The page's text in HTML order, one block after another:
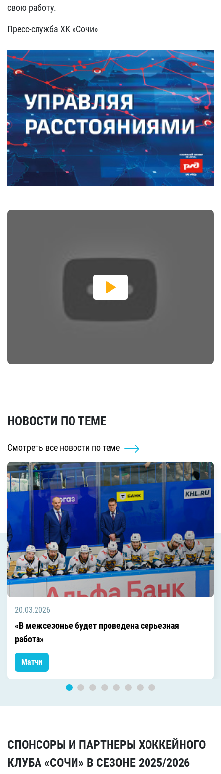
свою работу.
Пресс-служба ХК «Сочи»
НОВОСТИ ПО ТЕМЕ
Смотреть все новости по теме
20.03.2026
«В межсезонье будет проведена серьезная
работа»
Матчи
СПОНСОРЫ И ПАРТНЕРЫ ХОККЕЙНОГО
КЛУБА «СОЧИ» В СЕЗОНЕ 2025/2026